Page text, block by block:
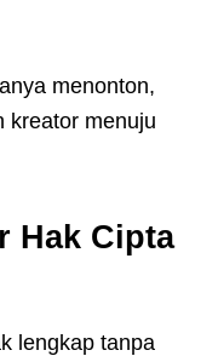
menonton,
kreator menuju
Hak Cipta
lengkap tanpa